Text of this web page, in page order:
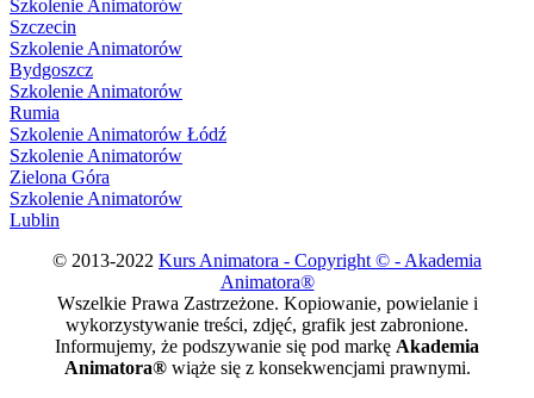
Szkolenie Animatorów
Szczecin
Szkolenie Animatorów
Bydgoszcz
Szkolenie Animatorów
Rumia
Szkolenie Animatorów Łódź
Szkolenie Animatorów
Zielona Góra
Szkolenie Animatorów
Lublin
© 2013-2022 Kurs Animatora - Copyright © - Akademia
Animatora®
Wszelkie Prawa Zastrzeżone. Kopiowanie, powielanie i
wykorzystywanie treści, zdjęć, grafik jest zabronione.
Informujemy, że podszywanie się pod markę Akademia
Animatora®wiąże się z konsekwencjami prawnymi.